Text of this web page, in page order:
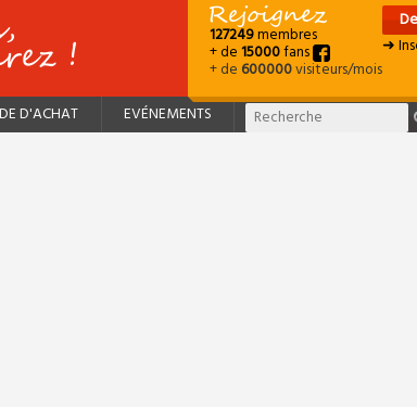
127249membres
+ de15000fans
+ de600000visiteurs/mois
➜
D'ACHAT EVÉNEMENTS